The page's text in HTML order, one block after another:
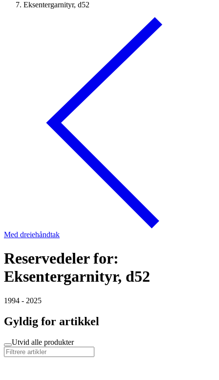
Eksentergarnityr, d52
Med dreiehåndtak
Reservedeler for:
Eksentergarnityr, d52
1994 - 2025
Gyldig for artikkel
Utvid alle produkter